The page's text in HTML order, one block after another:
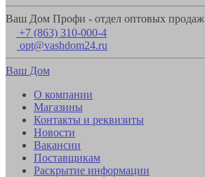
Ваш Дом Профи - отдел оптовых продаж
+7 (863) 310-000-4
opt@vashdom24.ru
Ваш Дом
О компании
Магазины
Контакты и реквизиты
Новости
Вакансии
Поставщикам
Раскрытие информации